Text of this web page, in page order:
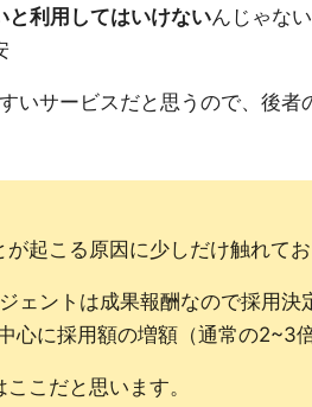
と利用してはいけないんじゃな
いサービスだと思うので、後
起こる原因に少しだけ触れてお
ェントは成果報酬なので採用決
心に採用額の増額（通常の2~3
こだと思います。